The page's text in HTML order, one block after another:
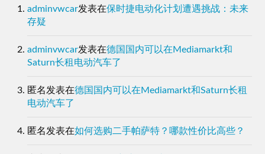
adminvwcar发表在保时捷电动化计划遭遇挑战：未来
存疑
adminvwcar发表在德国国内可以在Mediamarkt和
Saturn长租电动汽车了
匿名发表在德国国内可以在Mediamarkt和Saturn长租
电动汽车了
匿名发表在如何选购二手帕萨特？哪款性价比高些？